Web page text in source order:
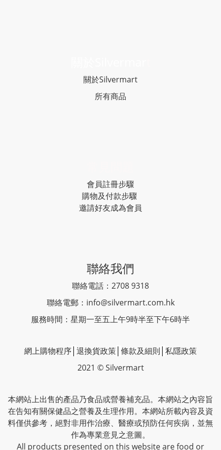
關於Silvermart
所有商品
會員註冊步驟
購物及付款步驟
邀請好友成為會員
聯絡我們
聯絡電話：2708 9318
聯絡電郵： info@silvermart.com.hk
服務時間：星期一至五上午9時半至下午6時半
網上購物程序 退換貨政策 條款及細則 私隱政策
2021 © Silvermart
本網站上出售的產品乃食品或營養補充品。本網站之內容旨
在告知有關保健品之營養及生理作用。本網站所載內容及資
料僅供參考，絕對非用作治療、醫療或預防任何疾病，並無
作為專業意見之意圖。
All products presented on this website are food or